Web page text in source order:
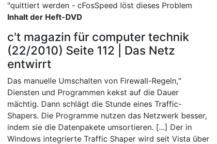
quittiert werden - cFosSpeed löst dieses Problem"
Inhalt der Heft-DVD
c't magazin für computer technik
(22/2010) Seite 112 | Das Netz
entwirrt
"Das manuelle Umschalten von Firewall-Regeln,
Diensten und Programmen kekst auf die Dauer
mächtig. Dann schlägt die Stunde eines Traffic-
Shapers. Die Programme nutzen das Netzwerk besser,
indem sie die Datenpakete umsortieren. [...] Der in
Windows integrierte Traffic Shaper wird seit Vista über